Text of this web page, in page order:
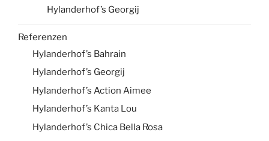
Hylanderhof’s Georgij
Referenzen
Hylanderhof’s Bahrain
Hylanderhof’s Georgij
Hylanderhof’s Action Aimee
Hylanderhof’s Kanta Lou
Hylanderhof’s Chica Bella Rosa